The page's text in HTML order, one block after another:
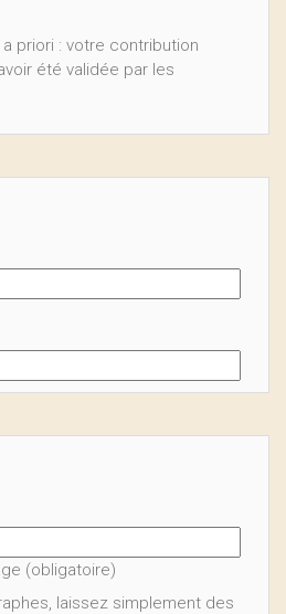
priori : votre contribution
été validée par les
(obligatoire)
laissez simplement des